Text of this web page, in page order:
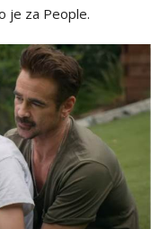
je za People.